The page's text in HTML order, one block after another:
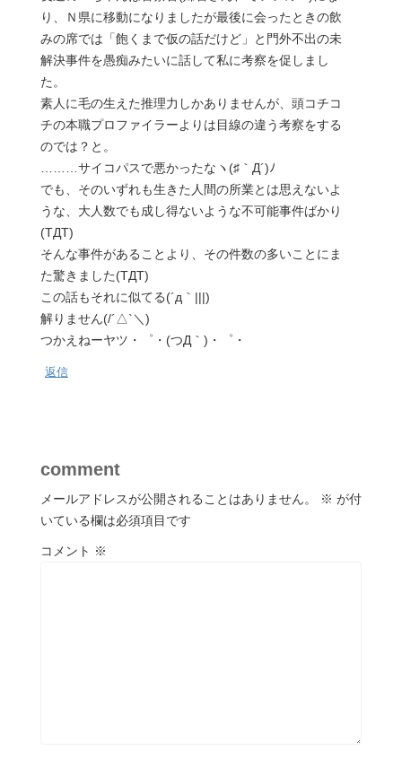
り、Ｎ県に移動になりましたが最後に会ったときの飲
みの席では「飽くまで仮の話だけど」と門外不出の未
解決事件を愚痴みたいに話して私に考察を促しまし
た。
素人に毛の生えた推理力しかありませんが、頭コチコ
チの本職プロファイラーよりは目線の違う考察をする
のでは？と。
………サイコパスで悪かったなヽ(♯｀Д´)ﾉ
でも、そのいずれも生きた人間の所業とは思えないよ
うな、大人数でも成し得ないような不可能事件ばかり
(TДT)
そんな事件があることより、その件数の多いことにま
た驚きました(TДT)
この話もそれに似てる(´д｀|||)
解りません(/´△`＼)
つかえねーヤツ・゜・(つД｀)・゜・
返信
comment
メールアドレスが公開されることはありません。 ※ が付
いている欄は必須項目です
コメント ※